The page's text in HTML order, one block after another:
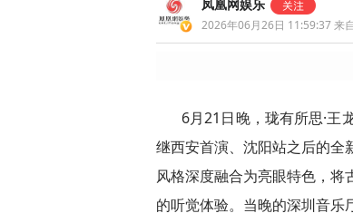
凤凰网娱乐
2026年06月26日 11:59:37来
6月21日晚，珑有所思·王
继西安首演、沈阳站之后的全
风格深度融合为亮眼特色，
的听觉体验。当晚的深圳音